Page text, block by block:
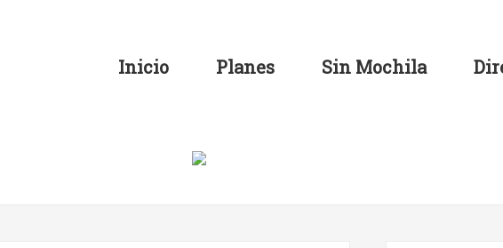
Inicio Planes Sin Mochila